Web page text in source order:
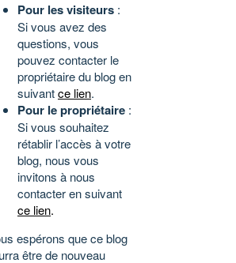
Pour les visiteurs :
Si vous avez des
questions, vous
pouvez contacter le
propriétaire du blog en
suivantce lien.
Pour le propriétaire :
Si vous souhaitez
rétablir l’accès à votre
blog, nous vous
invitons à nous
contacter en suivant
ce lien.
espérons que ce blog
être de nouveau